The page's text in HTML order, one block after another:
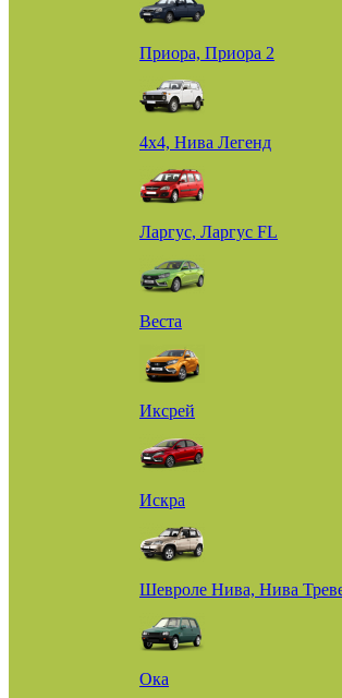
Приора, Приора 2
4х4, Нива Легенд
Ларгус, Ларгус FL
Веста
Иксрей
Искра
Шевроле Нива, Нива
Ока